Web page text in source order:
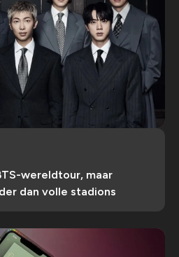
wereldtour, maar
dan volle stadions